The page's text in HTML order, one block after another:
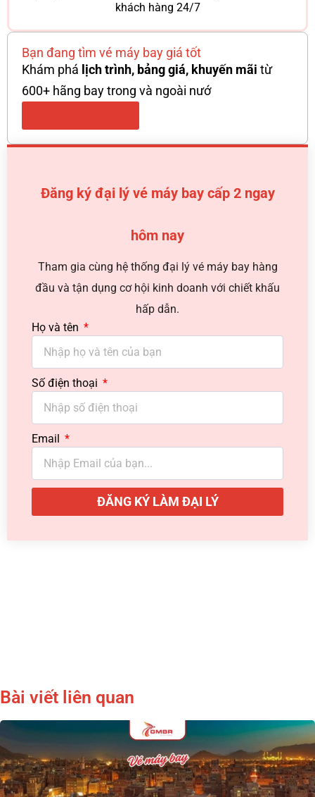
khách hàng 24/7
Bạn đang tìm vé máy bay giá tốt
Khám phá lịch trình, bảng giá, khuyến mãi từ
600+ hãng bay trong và ngoài nướ
Đăng ký đại lý vé máy bay cấp 2 ngay
hôm nay
Tham gia cùng hệ thống đại lý vé máy bay hàng
đầu và tận dụng cơ hội kinh doanh với chiết khấu
hấp dẫn.
Họ và tên
Số điện thoại
Email
ĐĂNG KÝ LÀM ĐẠI LÝ
Bài viết liên quan